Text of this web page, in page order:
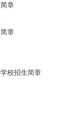
章
章
校招生简章